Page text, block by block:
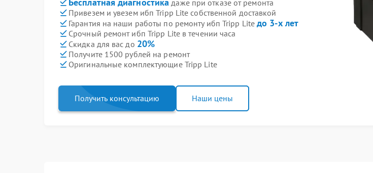
даже при отказе от ремонта
Привезем и увезем ибп Tripp Lite собственной доставкой
Гарантия на наши работы по ремонту ибп Tripp Lite до 3-х лет
Срочный ремонт ибп Tripp Lite в течении часа
Скидка для вас до 20%
Получите 1500 рублей на ремонт
Оригинальные комплектующие Tripp Lite
Получить консультацию Наши цены